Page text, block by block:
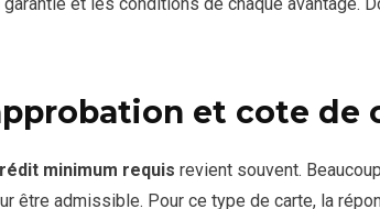
et cote de
minimum requis revient souvent.
être admissible. Pour ce type de carte, la